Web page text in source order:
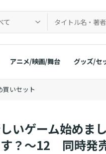
て
アニメ/映画/舞台 グッズ/セ
いセット
いゲーム始めま
？～12 同時発